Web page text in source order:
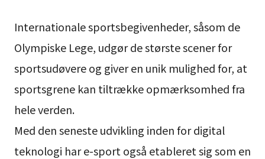
Internationale sportsbegivenheder, såsom de
Olympiske Lege, udgør de største scener for
sportsudøvere og giver en unik mulighed for, at
sportsgrene kan tiltrække opmærksomhed fra
hele verden.
Med den seneste udvikling inden for digital
teknologi har e-sport også etableret sig som en